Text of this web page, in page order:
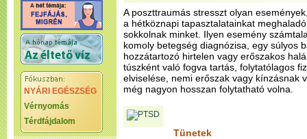
NYÁRI EGÉSZSÉG
Vérnyomás
Térdfájdalom
A poszttraumás stresszt olyan
a hétköznapi tapasztalatainkat
sokkolnak minket. Ilyen esemény
komoly betegség diagnózisa, egy súlyos
hozzátartozó hirtelen vagy erőszakos
túszként való fogva tartás, folytatólagos
elviselése, nemi erőszak vagy kínzásnak
még nagyon hosszan folytatható volna.
Tünetek